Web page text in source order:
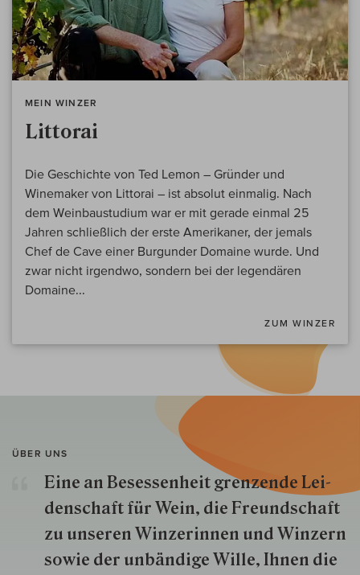
MEIN WINZER
Littorai
Die Geschichte von Ted Lemon – Gründer und
Winemaker von Littorai – ist absolut einmalig. Nach
dem Weinbaustudium war er mit gerade einmal 25
Jahren schließlich der erste Amerikaner, der jemals
Chef de Cave einer Burgunder Domaine wurde. Und
zwar nicht irgendwo, sondern bei der legendären
Domaine...
ZUM WINZER
ÜBER UNS
Eine an Besessenheit gren­zende Lei­
den­schaft für Wein, die Freund­schaft
zu unseren Win­zer­innen und Win­zern
so­wie der un­bän­dige Wille, Ihnen die